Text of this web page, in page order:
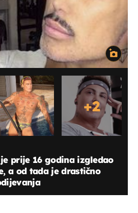
+2
prije 16 godina izgledao
a od tada je drastično